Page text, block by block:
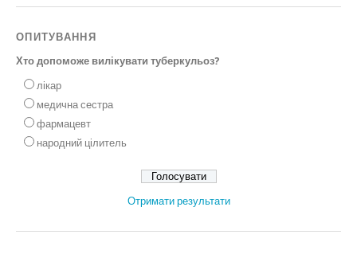
ОПИТУВАННЯ
Хто допоможе вилікувати туберкульоз?
лікар
медична сестра
фармацевт
народний цілитель
Отримати результати